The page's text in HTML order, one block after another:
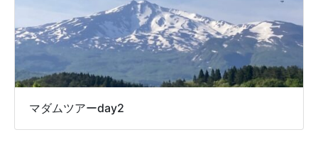
マダムツアーday2